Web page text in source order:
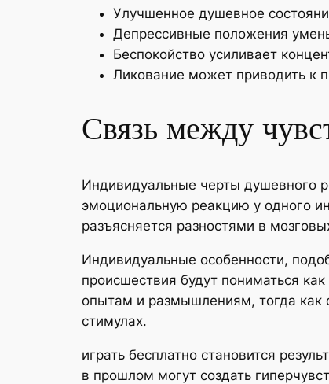
Улучшенное душевное
Депрессивные положения
Беспокойство усиливает
Ликование может приводить к
Связь между
Индивидуальные черты душевного
эмоциональную реакцию у одного
разъясняется разностями в
Индивидуальные особенности,
происшествия будут пониматься
опытам и размышлениям, тогда как
стимулах.
играть бесплатно становится
в прошлом могут создать